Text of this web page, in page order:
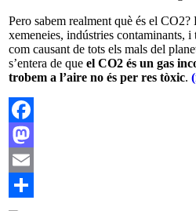
Pero sabem realment què és el
xemeneies, indústries contaminants,
com causant de tots els mals del
s’entera de que el CO2 és un gas
trobem a l’aire no és per res tòxic.
Facebook
Mastodon
Email